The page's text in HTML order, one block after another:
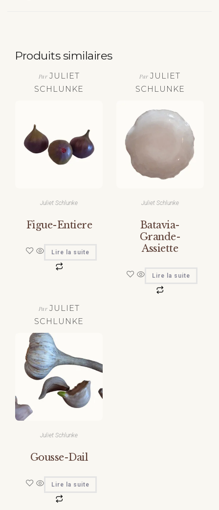
Produits similaires
Par JULIET
SCHLUNKE
Juliet Schlunke
Figue-Entiere
Lire la suite
ParJULIET
SCHLUNKE
Juliet Schlunke
Batavia-
Grande-
Assiette
Lire la suite
Par JULIET
SCHLUNKE
Juliet Schlunke
Gousse-Dail
Lire la suite